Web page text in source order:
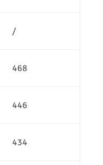
/
468
446
434